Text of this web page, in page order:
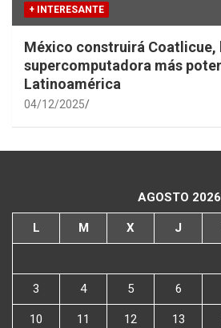
+ INTERESANTE
México construirá Coatlicue,
supercomputadora más
Latinoamérica
04/12/2025
AGOSTO 2026
L M X J
3 4 5 6
10 11 12 13